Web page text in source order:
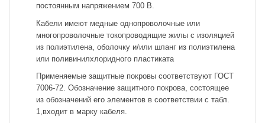
постоянным напряжением 700 В.
Кабели имеют медные однопроволочные или
многопроволочные токопроводящие жилы с изоляцией
из полиэтилена, оболочку и/или шланг из полиэтилена
или поливинилхлоридного пластиката
Применяемые защитные покровы соответствуют ГОСТ
7006-72. Обозначение защитного покрова, состоящее
из обозначений его элементов в соответствии с табл.
1,входит в марку кабеля.